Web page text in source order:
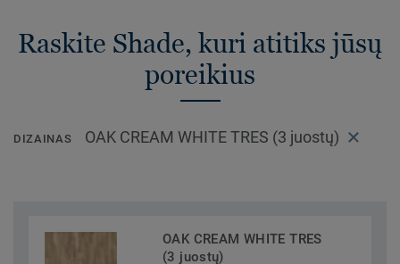
Raskite Shade, kuri atitiks jūsų
poreikius
DIZAINAS OAK CREAM WHITE TRES (3 juostų)
OAK CREAM WHITE TRES
(3 juostų)